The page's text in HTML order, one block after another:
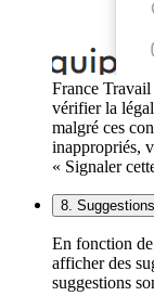
France
vérifier la
malgré ces
inappropriés,
« Signaler
8.
En fonction
afficher des
suggestions